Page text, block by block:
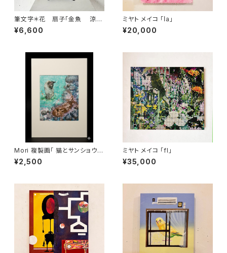
筆文字＊花 扇子「金魚 涼
風・夕涼み‣夏祭・夏空」
¥6,600
ミヤト メイコ 「ⅼa」
¥20,000
Mori 複製画「 猫とサンショウ
オ」
¥2,500
ミヤト メイコ 「fl」
¥35,000